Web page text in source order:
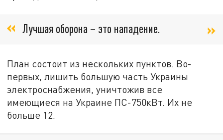
Лучшая оборона – это нападение.
План состоит из нескольких пунктов. Во-
первых, лишить большую часть Украины
электроснабжения, уничтожив все
имеющиеся на Украине ПС-750кВт. Их не
больше 12.